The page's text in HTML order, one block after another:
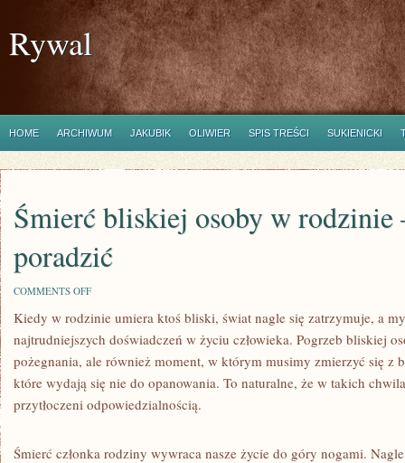
Rywal
HOME ARCHIWUM JAKUBIK OLIWIER SPIS TREŚCI SUKIENICKI
Śmierć bliskiej osoby w rodzinie
poradzić
COMMENTS OFFON
BLISKIEJ
W
RODZINIE
JAK
SOBIE
Z
Kiedy w rodzinie umiera ktoś bliski, świat nagle się zatrzymuje, a
najtrudniejszych doświadczeń w życiu człowieka. Pogrzeb bliskiej
pożegnania, ale również moment, w którym musimy zmierzyć się z
które wydają się nie do opanowania. To naturalne, że w takich
przytłoczeni odpowiedzialnością.
Śmierć członka rodziny wywraca nasze życie do góry nogami.